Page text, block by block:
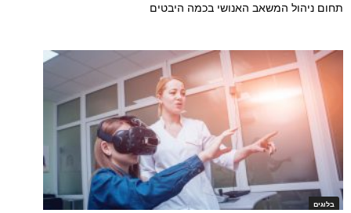
תחום ניהול המשאב האנושי בכמה היבטים
בלוגים